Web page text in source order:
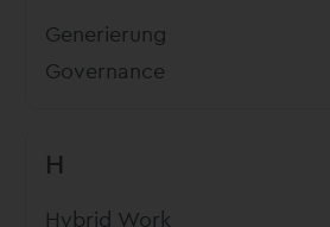
Generierung
Governance
H
Hybrid Work